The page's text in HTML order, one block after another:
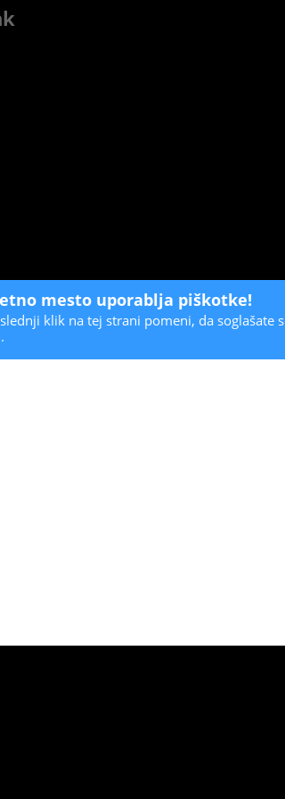
mesto uporablja piškotke!
klik na tej strani pomeni, da soglašate s